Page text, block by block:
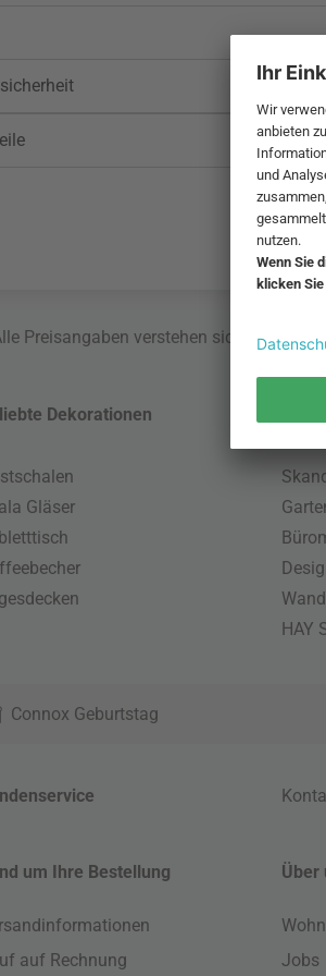
Preisangaben verstehen sich
Dekorationen
Gläser
HAY
Connox Geburtstag
um Ihre Bestellung
auf Rechnung
Über
Jobs